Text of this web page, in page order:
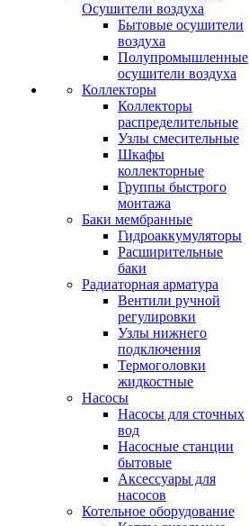
Осушители воздуха
Бытовые осушители
воздуха
Полупромышленные
осушители воздуха
Коллекторы
Коллекторы
распределительные
Узлы смесительные
Шкафы
коллекторные
Группы быстрого
монтажа
Баки мембранные
Гидроаккумуляторы
Расширительные
баки
Радиаторная арматура
Вентили ручной
регулировки
Узлы нижнего
подключения
Термоголовки
жидкостные
Насосы
Насосы для сточных
вод
Насосные станции
бытовые
Аксессуары для
насосов
Котельное оборудование